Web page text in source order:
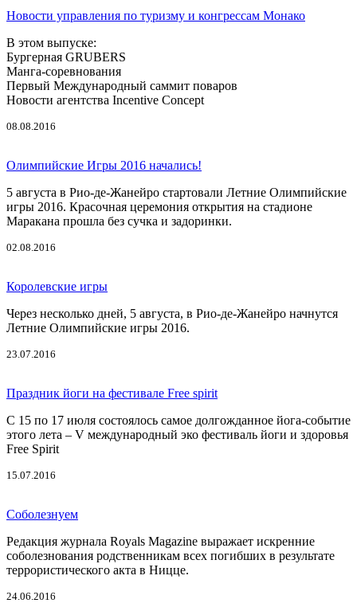
Новости управления по туризму и конгрессам Монако
В этом выпуске:
Бургерная GRUBERS
Манга-соревнования
Первый Международный саммит поваров
Новости агентства Incentive Concept
08.08.2016
Олимпийские Игры 2016 начались!
5 августа в Рио-де-Жанейро стартовали Летние Олимпийские
игры 2016. Красочная церемония открытия на стадионе
Маракана прошла без сучка и задоринки.
02.08.2016
Королевские игры
Через несколько дней, 5 августа, в Рио-де-Жанейро начнутся
Летние Олимпийские игры 2016.
23.07.2016
Праздник йоги на фестивале Free spirit
С 15 по 17 июля состоялось самое долгожданное йога-событие
этого лета – V международный эко фестиваль йоги и здоровья
Free Spirit
15.07.2016
Соболезнуем
Редакция журнала Royals Magazine выражает искренние
соболезнования родственникам всех погибших в результате
террористического акта в Ницце.
24.06.2016